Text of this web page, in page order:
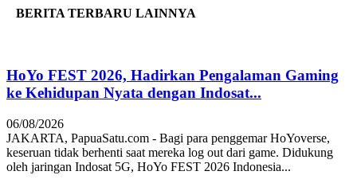
BERITA TERBARU LAINNYA
HoYo FEST 2026, Hadirkan Pengalaman Gaming
ke Kehidupan Nyata dengan Indosat...
06/08/2026
JAKARTA, PapuaSatu.com - Bagi para penggemar HoYoverse,
keseruan tidak berhenti saat mereka log out dari game. Didukung
oleh jaringan Indosat 5G, HoYo FEST 2026 Indonesia...